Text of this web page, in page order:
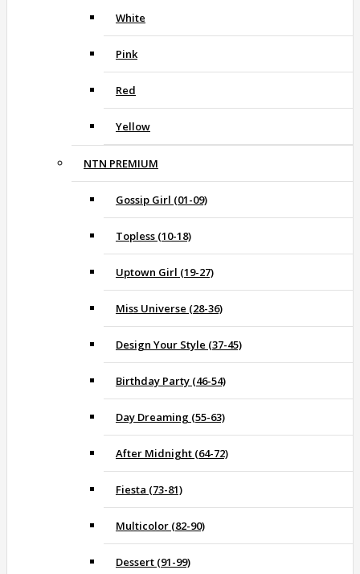
White
Pink
Red
Yellow
NTN PREMIUM
Gossip Girl (01-09)
Topless (10-18)
Uptown Girl (19-27)
Miss Universe (28-36)
Design Your Style (37-45)
Birthday Party (46-54)
Day Dreaming (55-63)
After Midnight (64-72)
Fiesta (73-81)
Multicolor (82-90)
Dessert (91-99)